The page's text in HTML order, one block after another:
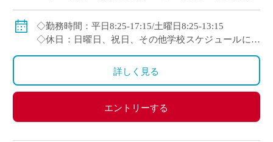
・35歳時モデル給
349,200円/月 教職調整額：17,460円/月 教員特別手
◇賞与：4か月分(令和7年度実績)
◇手当：通勤、扶養、住居
定年：63歳(65歳まで再雇用あり)
◇勤務時間：平日8:25-17:15/土曜日8:25-13:15
◇休日：日曜日、祝日、その他学校スケジュールによ
詳しく見る
エントリーする